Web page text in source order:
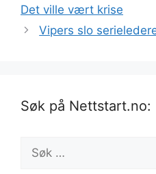
Det ville vært krise
Vipers slo
Søk på Nettstart.no:
etter: